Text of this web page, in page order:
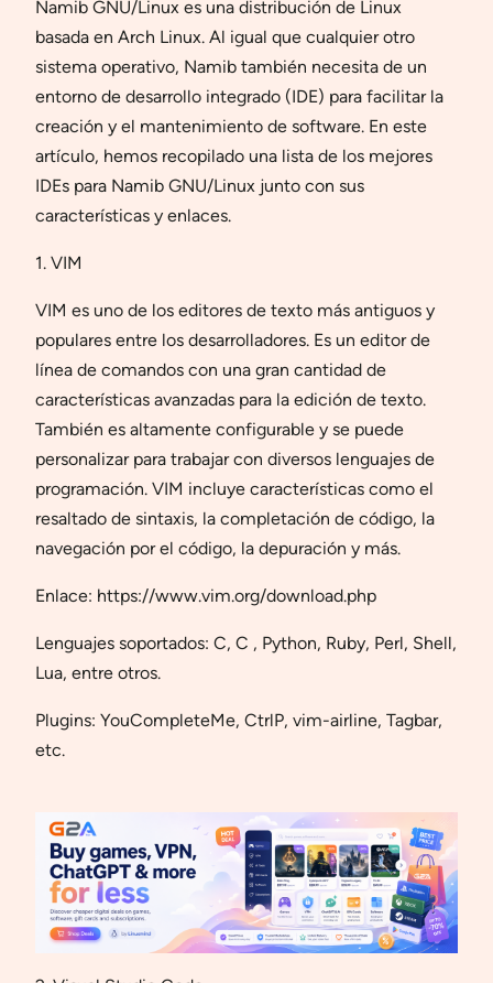
Namib GNU/Linux es una distribución de Linux
basada en Arch Linux. Al igual que cualquier otro
sistema operativo, Namib también necesita de un
entorno de desarrollo integrado (IDE) para facilitar la
creación y el mantenimiento de software. En este
artículo, hemos recopilado una lista de los mejores
IDEs para Namib GNU/Linux junto con sus
características y enlaces.
1. VIM
VIM es uno de los editores de texto más antiguos y
populares entre los desarrolladores. Es un editor de
línea de comandos con una gran cantidad de
características avanzadas para la edición de texto.
También es altamente configurable y se puede
personalizar para trabajar con diversos lenguajes de
programación. VIM incluye características como el
resaltado de sintaxis, la completación de código, la
navegación por el código, la depuración y más.
Enlace: https://www.vim.org/download.php
Lenguajes soportados: C, C , Python, Ruby, Perl, Shell,
Lua, entre otros.
Plugins: YouCompleteMe, CtrlP, vim-airline, Tagbar,
etc.